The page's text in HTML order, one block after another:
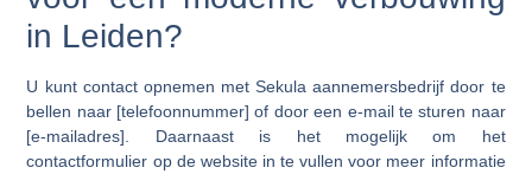
in Leiden?
U kunt contact opnemen met Sekula aannemersbedrijf door te
bellen naar [telefoonnummer] of door een e-mail te sturen naar
[e-mailadres]. Daarnaast is het mogelijk om het
contactformulier op de website in te vullen voor meer informatie